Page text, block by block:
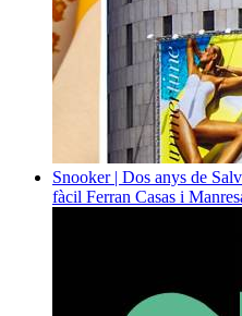
Snooker | Dos anys de
fàcil Ferran Casas i